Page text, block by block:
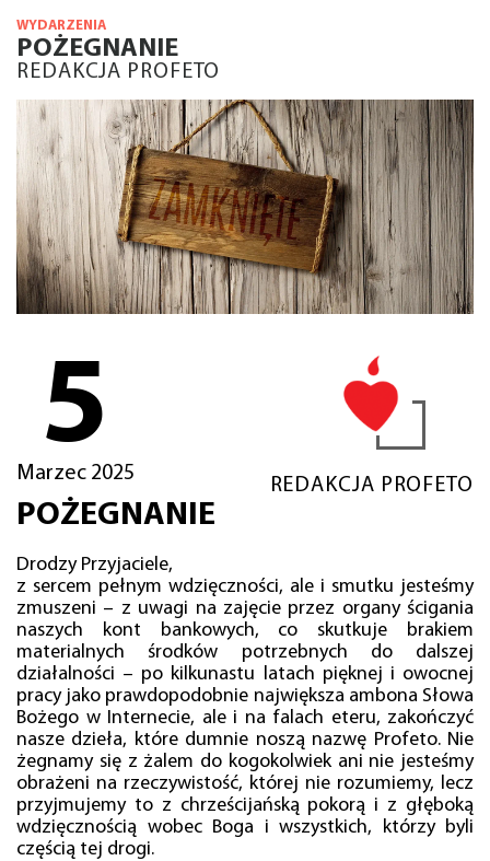
WYDARZENIA
POŻEGNANIE
REDAKCJA PROFETO
5
Marzec 2025
REDAKCJA PROFETO
POŻEGNANIE
Drodzy Przyjaciele,
z sercem pełnym wdzięczności, ale i smutku jesteśmy
zmuszeni – z uwagi na zajęcie przez organy ścigania
naszych kont bankowych, co skutkuje brakiem
materialnych środków potrzebnych do dalszej
działalności – po kilkunastu latach pięknej i owocnej
pracy jako prawdopodobnie największa ambona Słowa
Bożego w Internecie, ale i na falach eteru, zakończyć
nasze dzieła, które dumnie noszą nazwę Profeto. Nie
żegnamy się z żalem do kogokolwiek ani nie jesteśmy
obrażeni na rzeczywistość, której nie rozumiemy, lecz
przyjmujemy to z chrześcijańską pokorą i z głęboką
wdzięcznością wobec Boga i wszystkich, którzy byli
częścią tej drogi.